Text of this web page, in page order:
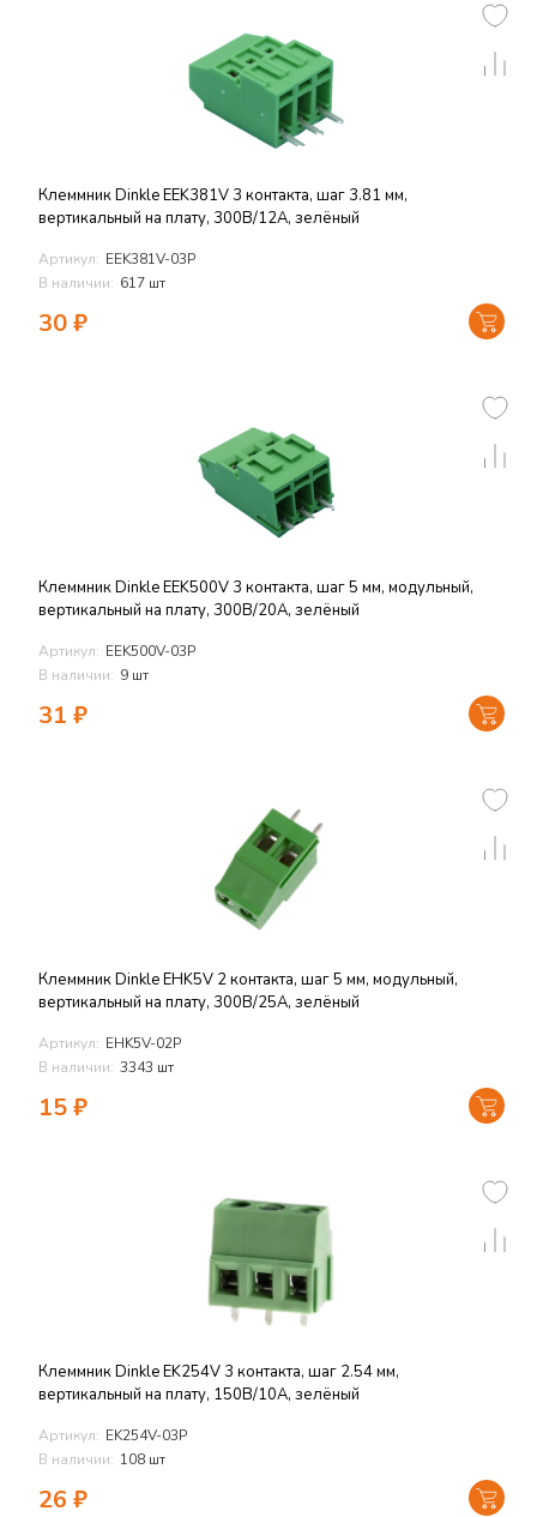
Клеммник Dinkle EEK381V 3 контакта, шаг 3.81 мм,
вертикальный на плату, 300В/12А, зелёный
Артикул: EEK381V-03P
В наличии: 617 шт
30₽
Клеммник Dinkle EEK500V 3 контакта, шаг 5 мм, модульный,
вертикальный на плату, 300В/20А, зелёный
Артикул: EEK500V-03P
В наличии: 9 шт
31 ₽
Клеммник Dinkle EHK5V 2 контакта, шаг 5 мм, модульный,
вертикальный на плату, 300В/25А, зелёный
Артикул: EHK5V-02P
В наличии: 3343 шт
15₽
Клеммник Dinkle EK254V 3 контакта, шаг 2.54 мм,
вертикальный на плату, 150В/10А, зелёный
Артикул: EK254V-03P
В наличии: 108 шт
26 ₽